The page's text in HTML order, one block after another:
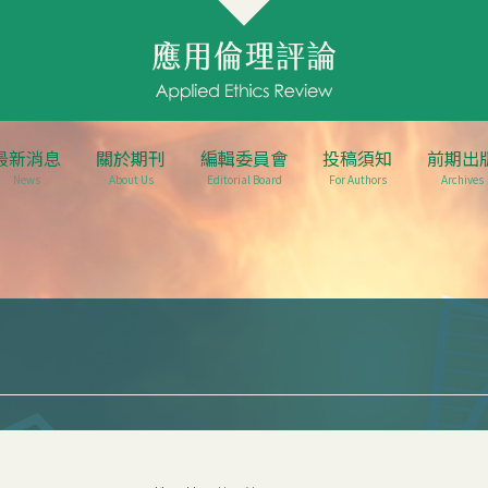
新消息
News
關於期刊
About Us
編輯委員會
Editorial Board
投稿須知
For Authors
前期出
Archives